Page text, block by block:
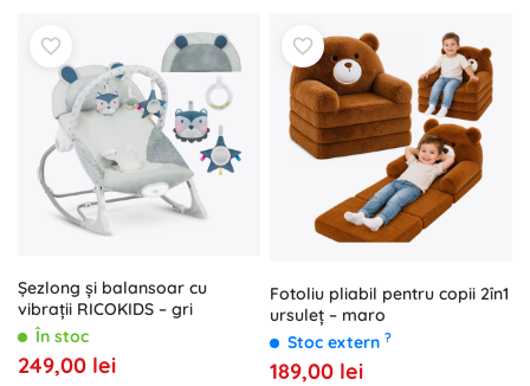
Șezlong și balansoar cu
vibrații RICOKIDS – gri
În stoc
249,00 lei
Fotoliu pliabil pentru copii 2în1
ursuleț – maro
Stoc extern ?
189,00 lei